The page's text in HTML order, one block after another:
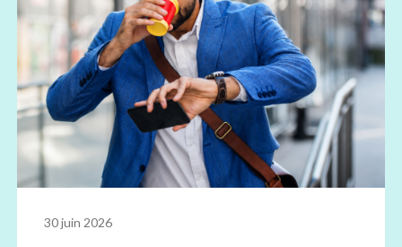
30 juin 2026